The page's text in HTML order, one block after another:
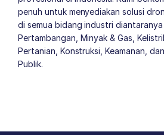
penuh untuk menyediakan solusi
di semua bidang industri diantaranya
Pertambangan, Minyak & Gas,
Pertanian, Konstruksi, Keamanan,
Publik.